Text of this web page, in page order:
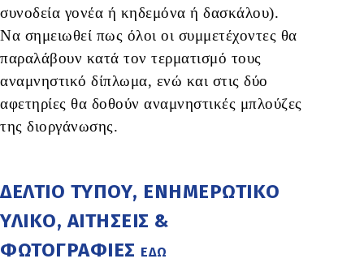
συνοδεία γονέα ή κηδεμόνα ή δασκάλου).
Να σημειωθεί πως όλοι οι συμμετέχοντες θα
παραλάβουν κατά τον τερματισμό τους
αναμνηστικό δίπλωμα, ενώ και στις δύο
αφετηρίες θα δοθούν αναμνηστικές μπλούζες
της διοργάνωσης.
ΔΕΛΤΙΟ ΤΥΠΟΥ, ΕΝΗΜΕΡΩΤΙΚΟ
ΥΛΙΚΟ, ΑΙΤΗΣΕΙΣ &
ΦΩΤΟΓΡΑΦΙΕΣ ΕΔΩ